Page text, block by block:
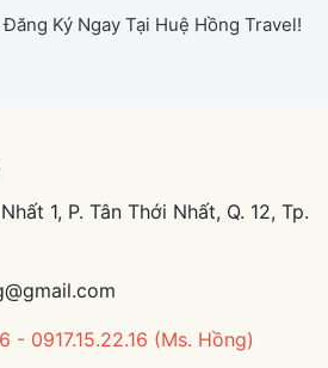
Ký Ngay Tại Huệ Hồng Travel!
1, P. Tân Thới Nhất, Q. 12, Tp.
- 0917.15.22.16 (Ms. Hồng)